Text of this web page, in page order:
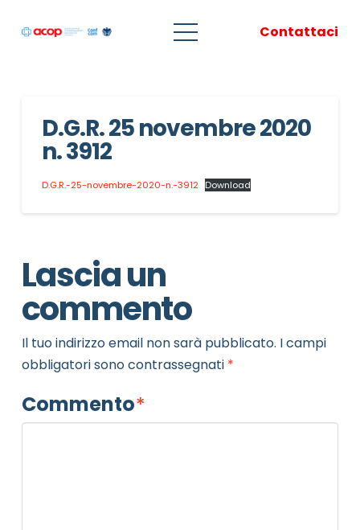
Contattaci
D.G.R. 25 novembre 2020
n. 3912
D.G.R.-25-novembre-2020-n.-3912 Download
Lascia un
commento
Il tuo indirizzo email non sarà pubblicato. I campi
obbligatori sono contrassegnati *
Commento*